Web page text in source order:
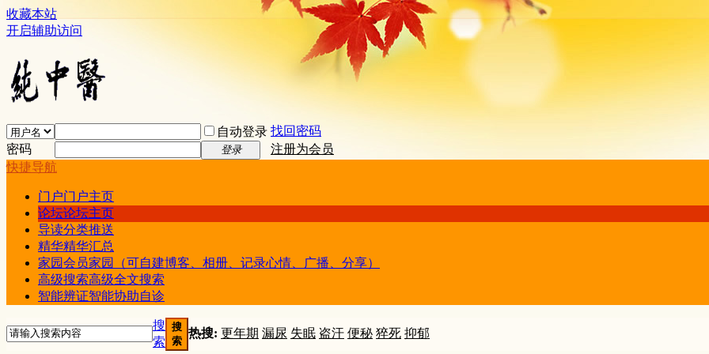
收藏本站
开启辅助访问
自动登录 找回密码
密码
登录
注册为会员
快捷导航
门户门户主页
论坛论坛主页
导读分类推送
精华精华汇总
家园会员家园（可自建博客、相册、记录心情、广播、分享）
高级搜索高级全文搜索
智能辨证智能协助自诊
搜
索
搜
索
热搜: 更年期 漏尿 失眠 盗汗 便秘 猝死 抑郁